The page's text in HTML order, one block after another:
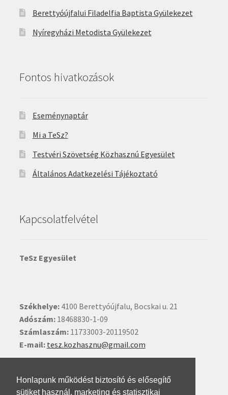
Honlapunk működést biztosító és elősegítő
sütiket használ, marketing és statisztikai
Berettyóújfalui Filadelfia Baptista Gyülekezet
Nyíregyházi Metodista Gyülekezet
Fontos hivatkozások
Eseménynaptár
Mi a TeSz?
Testvéri Szövetség Közhasznú Egyesület
Általános Adatkezelési Tájékoztató
Kapcsolatfelvétel
TeSz Egyesület
Székhelye:4100 Berettyóújfalu, Bocskai u. 21
Adószám:18468830-1-09
Számlaszám:11733003-20119502
E-mail: tesz.kozhasznu@gmail.com